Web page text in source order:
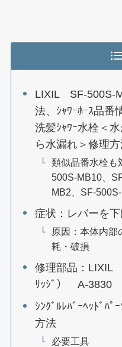
LIXIL SF-500S-
法、ｼｬﾜｰﾎｰｽ品番
洗髪ｼｬﾜｰ水栓＜
ら水漏れ＞修理
類似品番水栓も
500S-MB10、
MB2、SF-
症状：レバーを下
原因：本体内部
耗・破損
修理部品：LIXIL
ﾘｯｼﾞ） A-
ｼﾝｸﾞﾙﾚﾊﾞｰﾍｯﾄﾞﾊ
方法
必要工具